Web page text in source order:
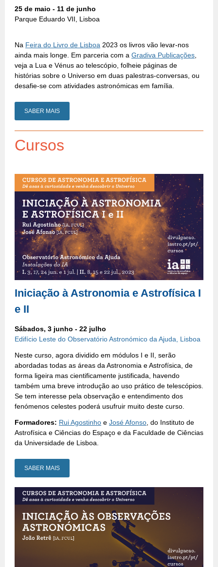
25 de maio - 11 de junho
Parque Eduardo VII, Lisboa
Na Feira do Livro de Lisboa 2023 os livros vão levar-nos
ainda mais longe. Em parceria com a Gradiva Publicações
veja a Lua e Vénus ao telescópio, folheie páginas de
histórias sobre o Universo em duas palestras-conversas, ou
desafie-se com atividades astronómicas em família.
SABER MAIS
Cursos
Iniciação à Astronomia e Astrofísica I
e II
Sábados, 3 junho - 22 julho
Edifício Leste do Observatório Astronómico da Ajuda, Lisboa
Neste curso, agora dividido em módulos I e II, serão
abordadas todas as áreas da Astronomia e Astrofísica, de
forma ligeira mas cientificamente justificada, havendo
também uma breve introdução ao uso prático de telescópios.
Se tem interesse pela observação e entendimento dos
fenómenos celestes poderá usufruir muito deste curso.
Formadores: Rui Agostinho e José Afonso , do Instituto de
Astrofísica e Ciências do Espaço e da Faculdade de Ciências
da Universidade de Lisboa.
SABER MAIS